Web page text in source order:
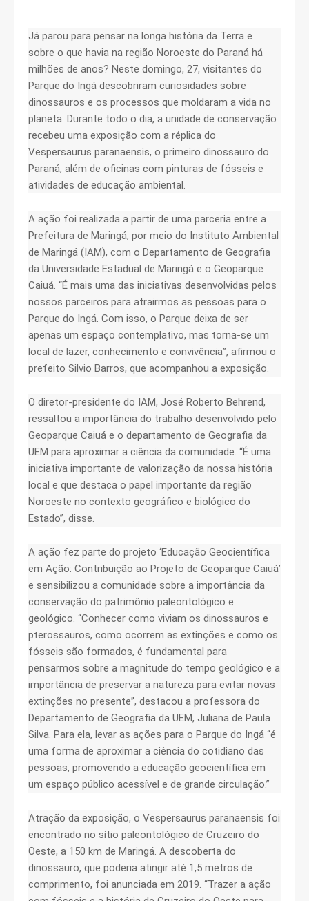
Já parou para pensar na longa história da Terra e
sobre o que havia na região Noroeste do Paraná há
milhões de anos? Neste domingo, 27, visitantes do
Parque do Ingá descobriram curiosidades sobre
dinossauros e os processos que moldaram a vida no
planeta. Durante todo o dia, a unidade de conservação
recebeu uma exposição com a réplica do
Vespersaurus paranaensis, o primeiro dinossauro do
Paraná, além de oficinas com pinturas de fósseis e
atividades de educação ambiental.
A ação foi realizada a partir de uma parceria entre a
Prefeitura de Maringá, por meio do Instituto Ambiental
de Maringá (IAM), com o Departamento de Geografia
da Universidade Estadual de Maringá e o Geoparque
Caiuá. “É mais uma das iniciativas desenvolvidas pelos
nossos parceiros para atrairmos as pessoas para o
Parque do Ingá. Com isso, o Parque deixa de ser
apenas um espaço contemplativo, mas torna-se um
local de lazer, conhecimento e convivência”, afirmou o
prefeito Silvio Barros, que acompanhou a exposição.
O diretor-presidente do IAM, José Roberto Behrend,
ressaltou a importância do trabalho desenvolvido pelo
Geoparque Caiuá e o departamento de Geografia da
UEM para aproximar a ciência da comunidade. “É uma
iniciativa importante de valorização da nossa história
local e que destaca o papel importante da região
Noroeste no contexto geográfico e biológico do
Estado”, disse.
A ação fez parte do projeto ‘Educação Geocientífica
em Ação: Contribuição ao Projeto de Geoparque Caiuá’
e sensibilizou a comunidade sobre a importância da
conservação do patrimônio paleontológico e
geológico. “Conhecer como viviam os dinossauros e
pterossauros, como ocorrem as extinções e como os
fósseis são formados, é fundamental para
pensarmos sobre a magnitude do tempo geológico e a
importância de preservar a natureza para evitar novas
extinções no presente”, destacou a professora do
Departamento de Geografia da UEM, Juliana de Paula
Silva. Para ela, levar as ações para o Parque do Ingá “é
uma forma de aproximar a ciência do cotidiano das
pessoas, promovendo a educação geocientífica em
um espaço público acessível e de grande circulação.”
Atração da exposição, o Vespersaurus paranaensis foi
encontrado no sítio paleontológico de Cruzeiro do
Oeste, a 150 km de Maringá. A descoberta do
dinossauro, que poderia atingir até 1,5 metros de
comprimento, foi anunciada em 2019. “Trazer a ação